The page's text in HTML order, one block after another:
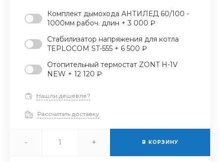
Комплект дымохода АНТИЛЕД 60/100 -
1000мм рабоч. длин + 3 000 ₽
Стабилизатор напряжения для котла
TEPLOCOM ST-555 + 6 500 ₽
Отопительный термостат ZONT H-1V
NEW + 12 120 ₽
Нашли дешевле?
Рассчитать доставку
- + В КОРЗИНУ